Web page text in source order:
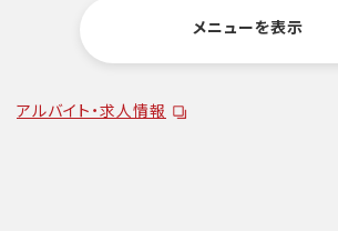
メニューを表示
アルバイト・求人情報